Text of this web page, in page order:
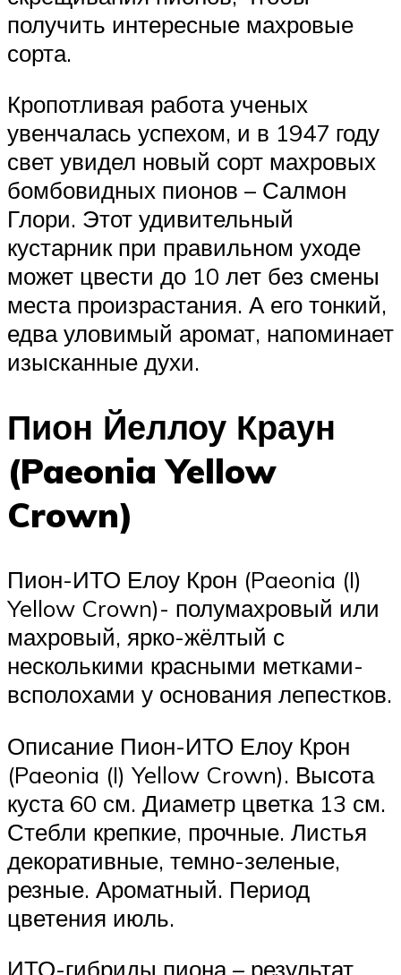
получить интересные махровые
сорта.
Кропотливая работа ученых
увенчалась успехом, и в 1947 году
свет увидел новый сорт махровых
бомбовидных пионов – Салмон
Глори. Этот удивительный
кустарник при правильном уходе
может цвести до 10 лет без смены
места произрастания. А его тонкий,
едва уловимый аромат, напоминает
изысканные духи.
Пион Йеллоу Краун
(Paeonia Yellow
Crown)
Пион-ИТО Елоу Крон (Paeonia (I)
Yellow Crown)- полумахровый или
махровый, ярко-жёлтый с
несколькими красными метками-
всполохами у основания лепестков.
Описание Пион-ИТО Елоу Крон
(Paeonia (I) Yellow Crown). Высота
куста 60 см. Диаметр цветка 13 см.
Стебли крепкие, прочные. Листья
декоративные, темно-зеленые,
резные. Ароматный. Период
цветения июль.
ИТО-гибриды пиона – результат